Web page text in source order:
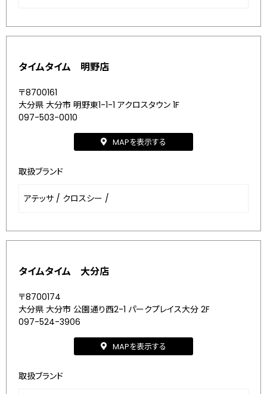
タイムタイム 明野店
〒8700161
大分県 大分市 明野東1-1-1 アクロスタウン 1F
097-503-0010
MAPを表示する
取扱ブランド
アテッサ / クロスシー /
タイムタイム 大分店
〒8700174
大分県 大分市 公園通り西2-1 パークプレイス大分 2F
097-524-3906
MAPを表示する
取扱ブランド